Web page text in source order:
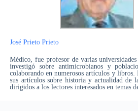
José Prieto Prieto
Médico, fue profesor de varias universidades
investigó sobre antimicrobianos y
colaborando en numerosos artículos y libros.
sus artículos sobre historia y actualidad de
dirigidos a los lectores interesados en temas